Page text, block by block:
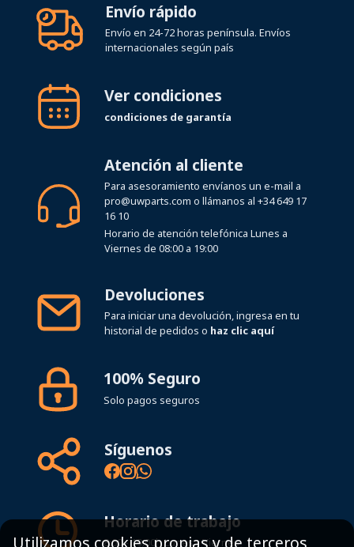
Envío rápido
Envío en 24-72 horas península. Envíos
internacionales según país
Ver condiciones
condiciones de garantía
Atención al cliente
Para asesoramiento envíanos un e-mail a
pro@uwparts.com o llámanos al +34 649 17
16 10
Horario de atención telefónica Lunes a
Viernes de 08:00 a 19:00
Devoluciones
Para iniciar una devolución, ingresa en tu
historial de pedidos o haz clic aquí
100% Seguro
Solo pagos seguros
Síguenos
Horario de trabajo
8:00 - 19:00h Lunes - Viernes
Utilizamos cookies propias y de terceros